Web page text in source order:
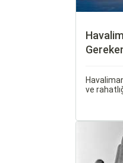
ve
bekleme
detaylı